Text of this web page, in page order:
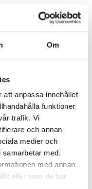
Om
att anpassa innehållet
funktioner
trafik. Vi
och annan
medier och
med.
med annan
eller som de har
– siktar på två
och förändrar
nytt gym i
kommunikatör